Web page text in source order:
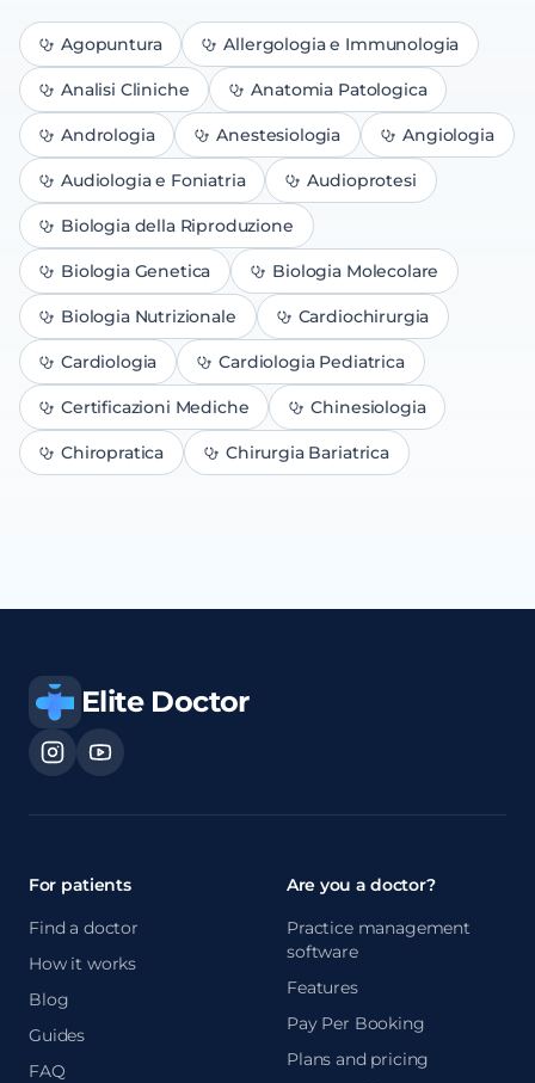
Agopuntura Allergologia e Immunologia
Analisi Cliniche Anatomia Patologica
Andrologia Anestesiologia Angiologia
Audiologia e Foniatria Audioprotesi
Biologia della Riproduzione
Biologia Genetica Biologia Molecolare
Biologia Nutrizionale Cardiochirurgia
Cardiologia Cardiologia Pediatrica
Certificazioni Mediche Chinesiologia
Chiropratica Chirurgia Bariatrica
Elite Doctor
For patients
Find a doctor
How it works
Blog
Guides
FAQ
Are you a doctor?
Practice management
software
Features
Pay Per Booking
Plans and pricing